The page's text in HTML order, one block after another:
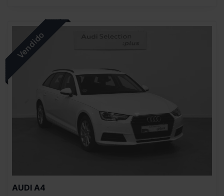
AUDI A4